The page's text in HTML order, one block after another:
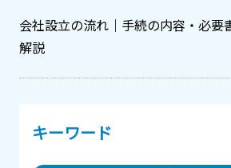
会社設立の流れ｜手続の内容・必要
解説
キーワード